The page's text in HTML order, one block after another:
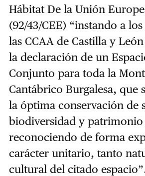
Hábitat De la Unión
(92/43/CEE) “instando a
las CCAA de Castilla y
la declaración de un
Conjunto para toda la
Cantábrico Burgalesa, que
la óptima conservación de
biodiversidad y
reconociendo de forma
carácter unitario, tanto
cultural del citado